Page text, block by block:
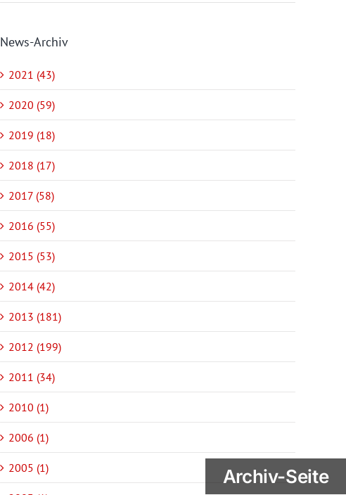
News-Archiv
2021 (43)
2020 (59)
2019 (18)
2018 (17)
2017 (58)
2016 (55)
2015 (53)
2014 (42)
2013 (181)
2012 (199)
2011 (34)
2010 (1)
2006 (1)
2005 (1) Archiv-Seite